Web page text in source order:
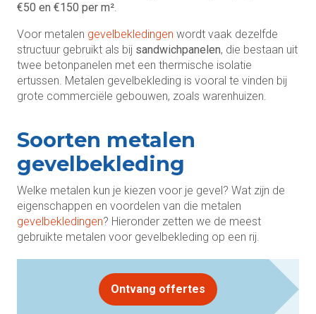
€50 en €150 per m².
Voor metalen gevelbekledingen wordt vaak dezelfde
structuur gebruikt als bij sandwichpanelen, die bestaan uit
twee betonpanelen met een thermische isolatie
ertussen. Metalen gevelbekleding is vooral te vinden bij
grote commerciële gebouwen, zoals warenhuizen.
Soorten metalen
gevelbekleding
Welke metalen kun je kiezen voor je gevel? Wat zijn de
eigenschappen en voordelen van die metalen
gevelbekledingen? Hieronder zetten we de meest
gebruikte metalen voor gevelbekleding op een rij.
Ontvang offertes